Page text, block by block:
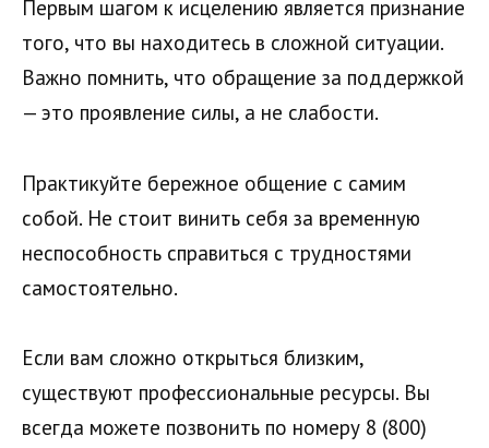
Первым шагом к исцелению является признание
того, что вы находитесь в сложной ситуации.
Важно помнить, что обращение за поддержкой
— это проявление силы, а не слабости.
Практикуйте бережное общение с самим
собой. Не стоит винить себя за временную
неспособность справиться с трудностями
самостоятельно.
Если вам сложно открыться близким,
существуют профессиональные ресурсы. Вы
всегда можете позвонить по номеру 8 (800)